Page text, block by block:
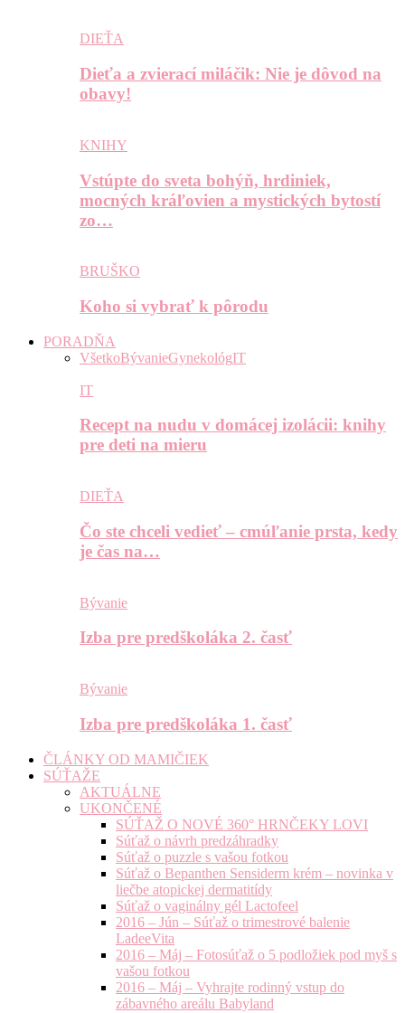
DIEŤA
Dieťa a zvierací miláčik: Nie je dôvod na
obavy!
KNIHY
Vstúpte do sveta bohýň, hrdiniek,
mocných kráľovien a mystických bytostí
zo…
BRUŠKO
Koho si vybrať k pôrodu
PORADŇA
VšetkoBývanieGynekológIT
IT
Recept na nudu v domácej izolácii: knihy
pre deti na mieru
DIEŤA
Čo ste chceli vedieť – cmúľanie prsta, kedy
je čas na…
Bývanie
Izba pre predškoláka 2. časť
Bývanie
Izba pre predškoláka 1. časť
ČLÁNKY OD MAMIČIEK
SÚŤAŽE
AKTUÁLNE
UKONČENÉ
SÚŤAŽ O NOVÉ 360° HRNČEKY LOVI
Súťaž o návrh predzáhradky
Súťaž o puzzle s vašou fotkou
Súťaž o Bepanthen Sensiderm krém – novinka v
liečbe atopickej dermatitídy
Súťaž o vaginálny gél Lactofeel
2016 – Jún – Súťaž o trimestrové balenie
LadeeVita
2016 – Máj – Fotosúťaž o 5 podložiek pod myš s
vašou fotkou
2016 – Máj – Vyhrajte rodinný vstup do
zábavného areálu Babyland